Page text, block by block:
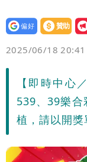
設為
贊助
2025/06/18 20:41
【即時中心
539、39樂合
植，請以開獎